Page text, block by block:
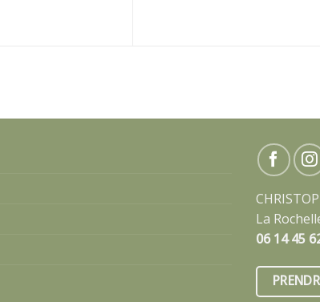
La
​06 14 45